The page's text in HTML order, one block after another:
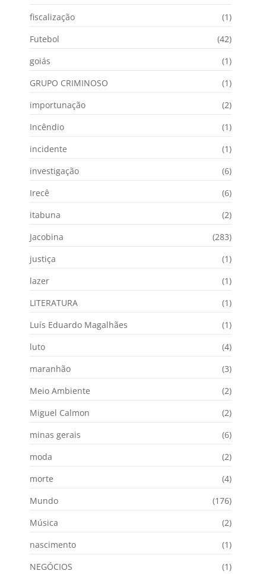
fiscalização
(1)
Futebol
(42)
goiás
(1)
GRUPO CRIMINOSO
(1)
importunação
(2)
Incêndio
(1)
incidente
(1)
investigação
(6)
Irecê
(6)
itabuna
(2)
Jacobina
(283)
justiça
(1)
lazer
(1)
LITERATURA
(1)
Luís Eduardo Magalhães
(1)
luto
(4)
maranhão
(3)
Meio Ambiente
(2)
Miguel Calmon
(2)
minas gerais
(6)
moda
(2)
morte
(4)
Mundo
(176)
Música
(2)
nascimento
(1)
NEGÓCIOS
(1)